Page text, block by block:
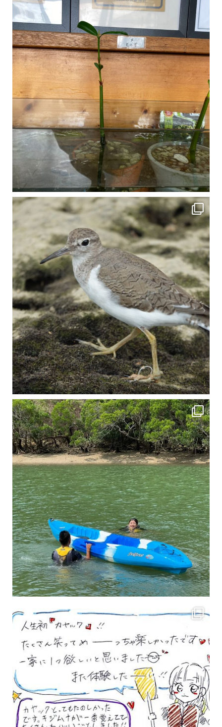
比謝川でよく見られる生き物 「イソシギ」の足に釣り針が(>_<) 比謝川は釣りが可
4月に入り、新人教育の為カヤックから落ちた際の救助の実技練習の風景です。 一人前の